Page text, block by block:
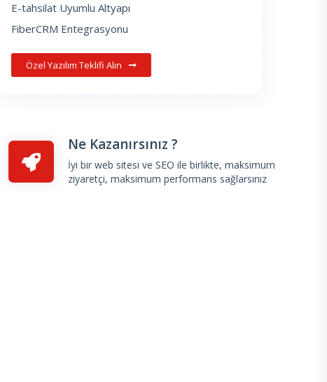
E-tahsilat Uyumlu Altyapı
FiberCRM Entegrasyonu
Özel Yazılım Teklifi Alın
Ne Kazanırsınız ?
İyi bir web sitesi ve SEO ile birlikte, maksimum
ziyaretçi, maksimum performans sağlarsınız